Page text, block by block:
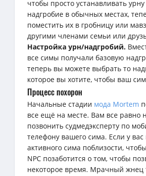
чтобы просто устанавливать
надгробие в обычных местах,
поместить их в гробницу или
другими членами семьи или
Настройка урн/надгробий.
все симы получали базовую
теперь вы можете выбрать то
которое вы хотите, чтобы ваш
Процесс похорон
Начальные стадии мода Mortem
все ещё на месте. Вам все равно
позвонить судмедэксперту по
телефону вашего сима. Если у вас
активного сима поблизости,
NPC позаботится о том, чтобы
некоторое время. Мрачный жнец